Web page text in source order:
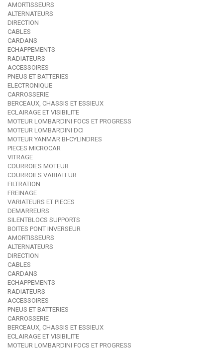
AMORTISSEURS
ALTERNATEURS
DIRECTION
CABLES
CARDANS
ECHAPPEMENTS
RADIATEURS
ACCESSOIRES
PNEUS ET BATTERIES
ELECTRONIQUE
CARROSSERIE
BERCEAUX, CHASSIS ET ESSIEUX
ECLAIRAGE ET VISIBILITE
MOTEUR LOMBARDINI FOCS ET PROGRESS
MOTEUR LOMBARDINI DCI
MOTEUR YANMAR BI-CYLINDRES
PIECES MICROCAR
VITRAGE
COURROIES MOTEUR
COURROIES VARIATEUR
FILTRATION
FREINAGE
VARIATEURS ET PIECES
DEMARREURS
SILENTBLOCS SUPPORTS
BOITES PONT INVERSEUR
AMORTISSEURS
ALTERNATEURS
DIRECTION
CABLES
CARDANS
ECHAPPEMENTS
RADIATEURS
ACCESSOIRES
PNEUS ET BATTERIES
CARROSSERIE
BERCEAUX, CHASSIS ET ESSIEUX
ECLAIRAGE ET VISIBILITE
MOTEUR LOMBARDINI FOCS ET PROGRESS